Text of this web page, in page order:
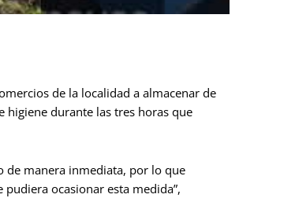
de la localidad a almacenar de
higiene durante las tres horas que
de manera inmediata, por lo que
ocasionar esta medida”,